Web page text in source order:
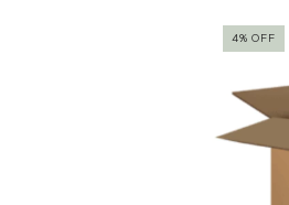
4% OFF